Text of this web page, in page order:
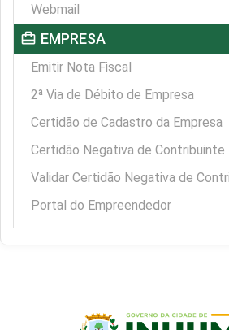
Webmail
card_travel EMPRESA
Emitir Nota Fiscal
2ª Via de Débito de Empresa
Certidão de Cadastro da Empresa
Certidão Negativa de Contribuinte
Validar Certidão Negativa de
Portal do Empreendedor